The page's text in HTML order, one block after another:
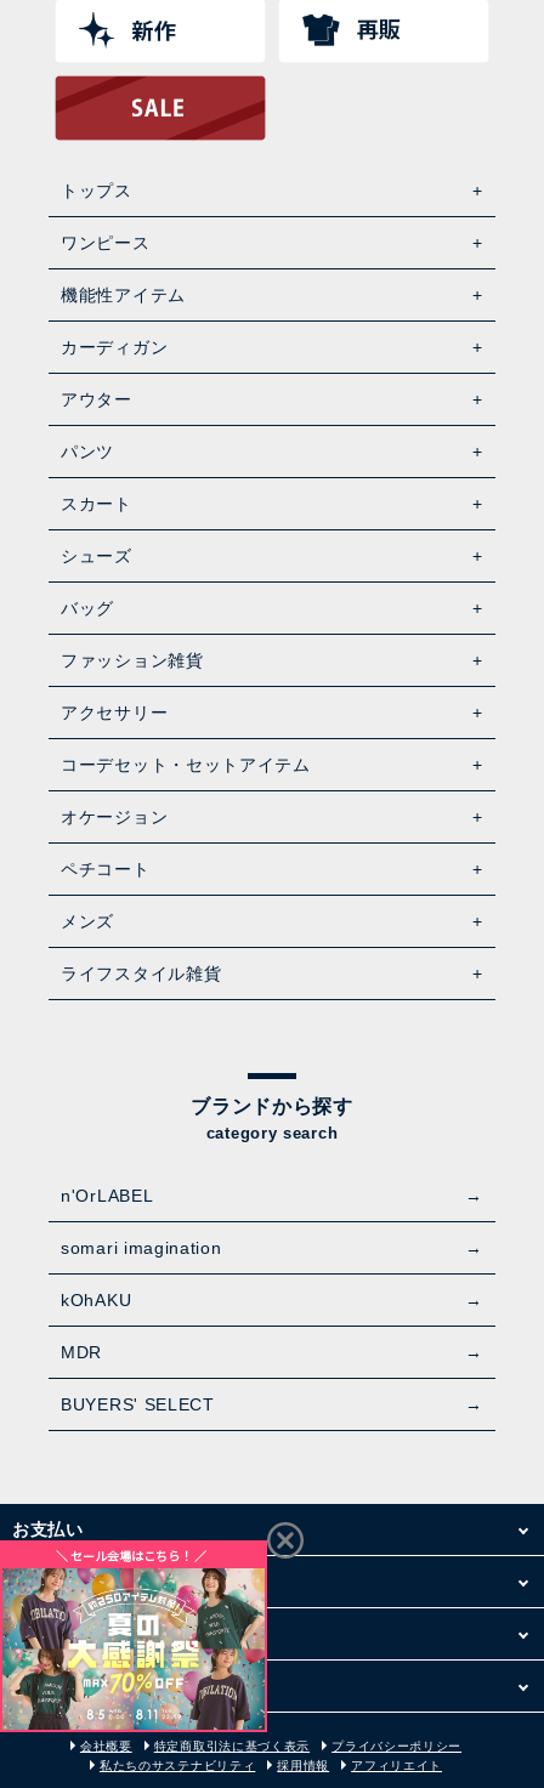
トップス
ワンピース
機能性アイテム
カーディガン
アウター
パンツ
スカート
シューズ
バッグ
ファッション雑貨
アクセサリー
コーデセット・セットアイテム
オケージョン
ペチコート
メンズ
ライフスタイル雑貨
ブランドから探す
category search
n'OrLABEL
somari imagination
kOhAKU
MDR
BUYERS' SELECT
お支払い
配送・送料
お買い物について
その他
会社概要 特定商取引法に基づく表示
プライバシーポリシー
私たちのサステナビリティ
採用情報 アフィリエイト